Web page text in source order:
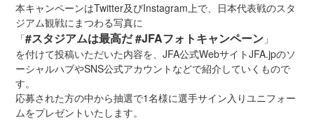
本キャンペーンはTwitter及びInstagram上で、日本代表戦のスタ
ジアム観戦にまつわる写真に
「#スタジアムは最高だ #JFAフォトキャンペーン 」
を付けて投稿いただいた内容を、JFA公式WebサイトJFA.jpのソ
ーシャルハブやSNS公式アカウントなどで紹介していくもので
す。
応募された方の中から抽選で1名様に選手サイン入りユニフォー
ムをプレゼントいたします。